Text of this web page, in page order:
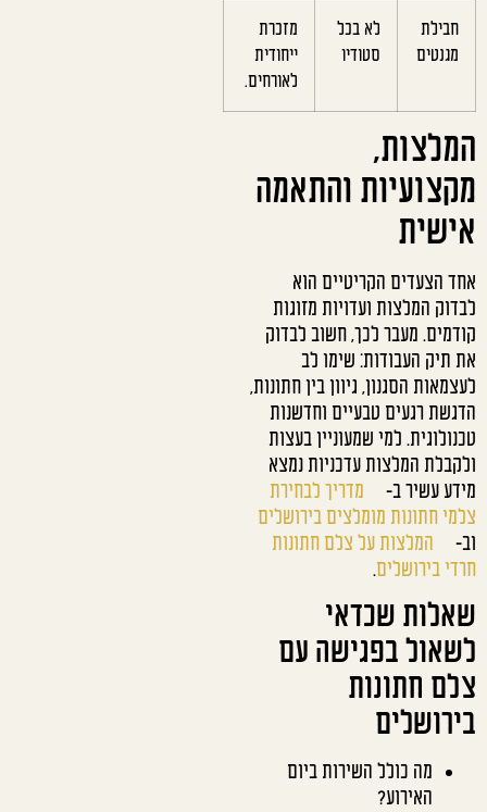
חבילת
מגנטים
לא בכל
סטודיו
מזכרת
ייחודית
לאורחים.
המלצות,
מקצועיות והתאמה
אישית
אחד הצעדים הקריטיים הוא
לבדוק המלצות ועדויות מזוגות
קודמים. מעבר לכך, חשוב לבדוק
את תיק העבודות: שימו לב
לעצמאות הסגנון, גיוון בין חתונות,
הדגשת רגעים טבעיים וחדשנות
טכנולוגית. למי שמעוניין בעצות
ולקבלת המלצות עדכניות נמצא
מידע עשיר ב-
מדריך לבחירת
צלמי חתונות מומלצים בירושלים
וב-
המלצות על צלם חתונות
חרדי בירושלים.
שאלות שכדאי
לשאול בפגישה עם
צלם חתונות
בירושלים
מה כולל השירות ביום
האירוע?